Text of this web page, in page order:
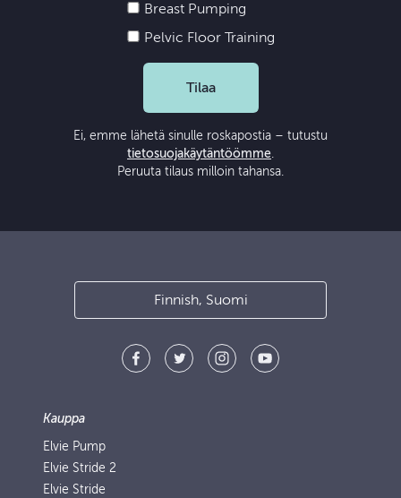
Breast Pumping
Pelvic Floor Training
Tilaa
Ei, emme lähetä sinulle roskapostia – tutustu
tietosuojakäytäntöömme.
Peruuta tilaus milloin tahansa.
Finnish, Suomi
Kauppa
Elvie Pump
Elvie Stride 2
Elvie Stride